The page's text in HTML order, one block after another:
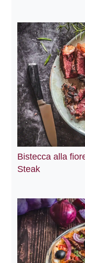
Bistecca alla
Steak